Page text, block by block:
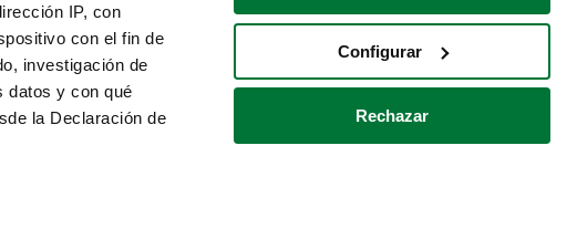
IP, con
con el fin de
investigación de
datos y con qué
la Declaración de
Configurar
Rechazar